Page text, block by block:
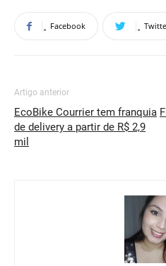
Facebook
Artigo anterior
EcoBike Courrier tem franquia
de delivery a partir de R$ 2,9
mil